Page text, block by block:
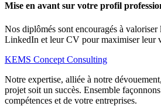
Mise en avant sur votre profil
Nos diplômés sont encouragés à
LinkedIn et leur CV pour maximiser leur
KEMS Concept Consulting
Notre expertise, alliée à notre
projet soit un succès. Ensemble
compétences et de votre entreprises.